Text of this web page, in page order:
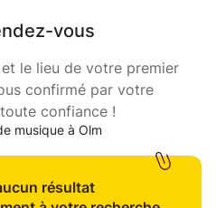
vous
et le lieu de votre premier
confirmé par votre
confiance !
musique à Olm
résultat